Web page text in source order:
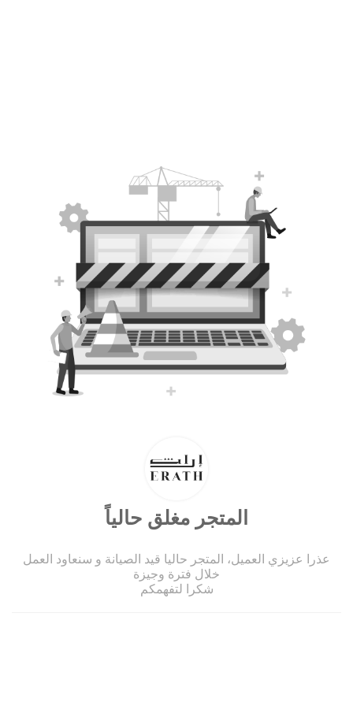
المتجر مغلق حالياً
عذرا عزيزي العميل، المتجر حاليا قيد الصيانة و سنعاود العمل
خلال فترة وجيزة
شكرا لتفهمكم